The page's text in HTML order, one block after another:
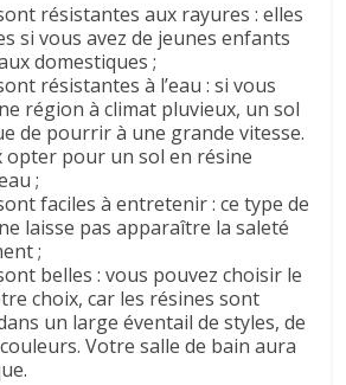
résistantes aux rayures : elles
si vous avez de jeunes enfants
domestiques ;
résistantes à l’eau : si vous
région à climat pluvieux, un sol
de pourrir à une grande vitesse.
opter pour un sol en résine
;
faciles à entretenir : ce type de
laisse pas apparaître la saleté
;
belles : vous pouvez choisir le
choix, car les résines sont
un large éventail de styles, de
Votre salle de bain aura